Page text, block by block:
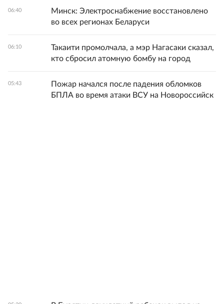
06:40
Минск: Электроснабжение восстановлено
во всех регионах Беларуси
06:10
Такаити промолчала, а мэр Нагасаки сказал,
кто сбросил атомную бомбу на город
05:43
Пожар начался после падения обломков
БПЛА во время атаки ВСУ на Новороссийск